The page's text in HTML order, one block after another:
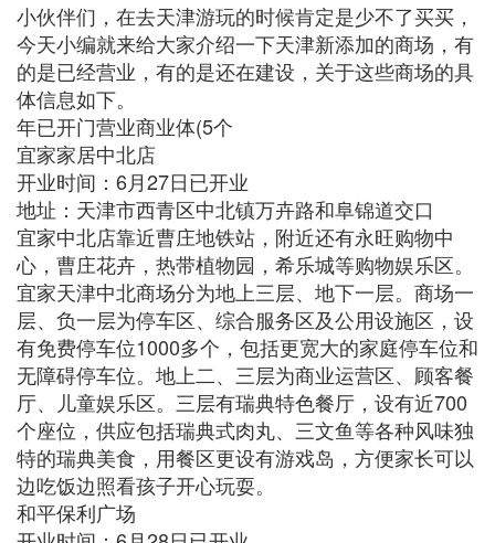
小伙伴们，在去天津游玩的时候肯定是少不了买买，
今天小编就来给大家介绍一下天津新添加的商场，有
的是已经营业，有的是还在建设，关于这些商场的具
体信息如下。
年已开门营业商业体(5个
宜家家居中北店
开业时间：6月27日已开业
地址：天津市西青区中北镇万卉路和阜锦道交口
宜家中北店靠近曹庄地铁站，附近还有永旺购物中
心，曹庄花卉，热带植物园，希乐城等购物娱乐区。
宜家天津中北商场分为地上三层、地下一层。商场一
层、负一层为停车区、综合服务区及公用设施区，设
有免费停车位1000多个，包括更宽大的家庭停车位和
无障碍停车位。地上二、三层为商业运营区、顾客餐
厅、儿童娱乐区。三层有瑞典特色餐厅，设有近700
个座位，供应包括瑞典式肉丸、三文鱼等各种风味独
特的瑞典美食，用餐区更设有游戏岛，方便家长可以
边吃饭边照看孩子开心玩耍。
和平保利广场